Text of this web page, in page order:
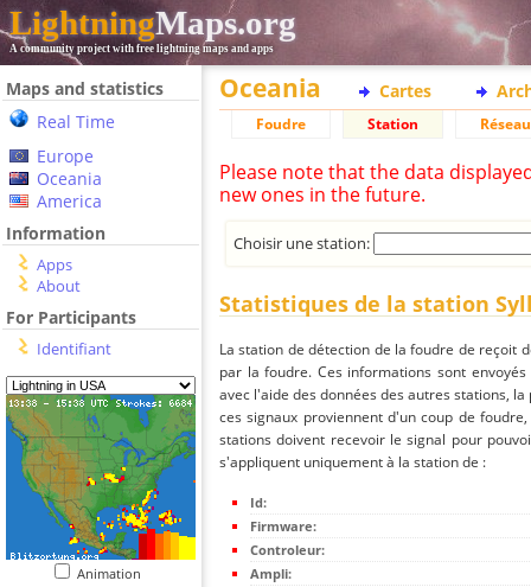
LightningMaps.org
A community project with free lightning maps and apps
Maps and statistics
Real Time
Europe
Oceania
America
Information
Apps
About
For Participants
Identifiant
Animation
Oceania Cartes
Foudre Station Réseau
Please note that the data
new ones in the future.
Choisir une station:
Statistiques de la station
La station de détection de la foudre de reçoit
par la foudre. Ces informations sont
avec l'aide des données des autres stations,
ces signaux proviennent d'un coup de
stations doivent recevoir le signal pour
s'appliquent uniquement à la station de :
Id:
Firmware:
Controleur:
Ampli: